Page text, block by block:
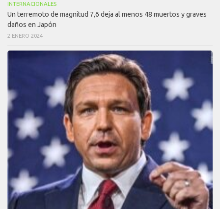
INTERNACIONALES
Un terremoto de magnitud 7,6 deja al menos 48 muertos y graves
daños en Japón
2 ENERO 2024